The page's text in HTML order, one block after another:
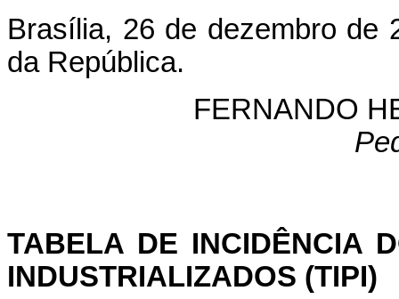
Brasília, 26 de dezembro de
da República.
FERNANDO
TABELA DE INCIDÊNCIA
INDUSTRIALIZADOS (TIPI)